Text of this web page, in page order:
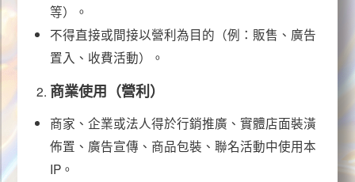
回TP12首頁
等）。
不得直接或間接以營利為目的（例：販售、廣告
置入、收費活動）。
商業使用（營利）
商家、企業或法人得於行銷推廣、實體店面裝潢
佈置、廣告宣傳、商品包裝、聯名活動中使用本
IP。